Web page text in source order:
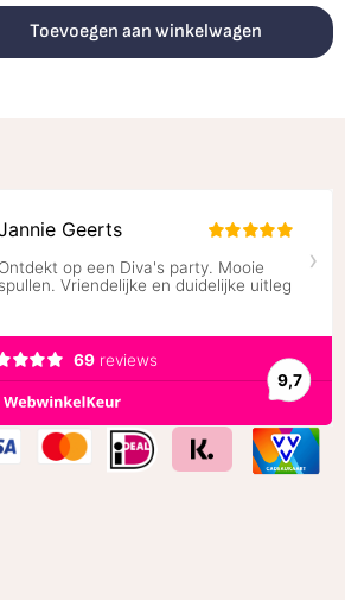
Toevoegen aan winkelwagen